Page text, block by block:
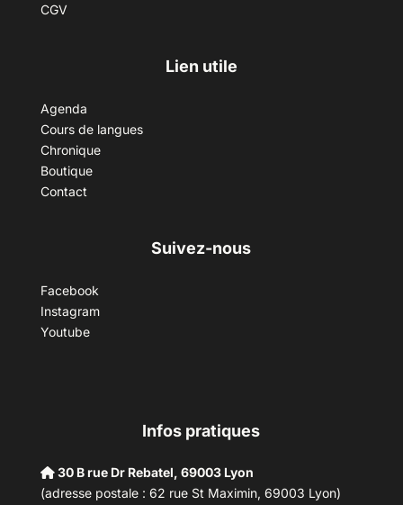
CGV
Lien utile
Agenda
Cours de langues
Chronique
Boutique
Contact
Suivez-nous
Facebook
Instagram
Youtube
Infos pratiques
30 B rue Dr Rebatel, 69003 Lyon
(adresse postale : 62 rue St Maximin, 69003 Lyon)